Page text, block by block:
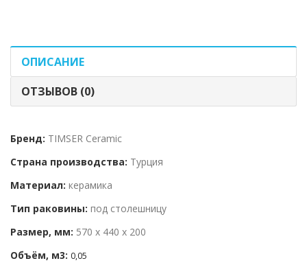
ОПИСАНИЕ
ОТЗЫВОВ (0)
Бренд: TIMSER Ceramic
Страна производства: Турция
Материал: керамика
Тип раковины: под столешницу
Размер, мм: 570 x 440 x 200
Объём, м3: 0,05